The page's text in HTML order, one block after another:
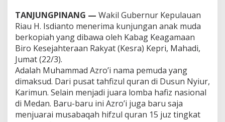
r
o
’
i
,
a
f
i
z
Q
u
TANJUNGPINANG — Wakil Gubernur Kepulauan
Riau H. Isdianto menerima kunjungan anak muda
berkopiah yang dibawa oleh Kabag Keagamaan
Biro Kesejahteraan Rakyat (Kesra) Kepri, Mahadi,
Jumat (22/3).
Adalah Muhammad Azro’i nama pemuda yang
dimaksud. Dari pusat tahfizul quran di Dusun Nyiur,
Karimun. Selain menjadi juara lomba hafiz nasional
di Medan. Baru-baru ini Azro’i juga baru saja
menjuarai musabaqah hifzul quran 15 juz tingkat